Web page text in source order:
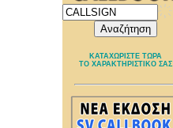
ΚΑΤΑΧΩΡΙΣΤΕ ΤΩΡΑ
ΤΟ ΧΑΡΑΚΤΗΡΙΣΤΙΚΟ ΣΑΣ